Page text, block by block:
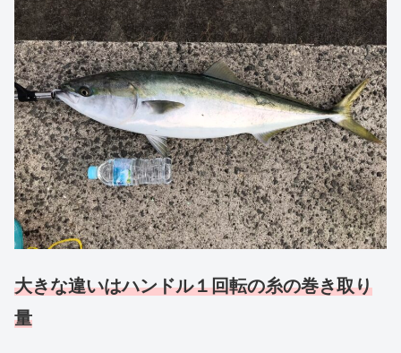
大きな違いはハンドル１回転の糸の巻き取り
量